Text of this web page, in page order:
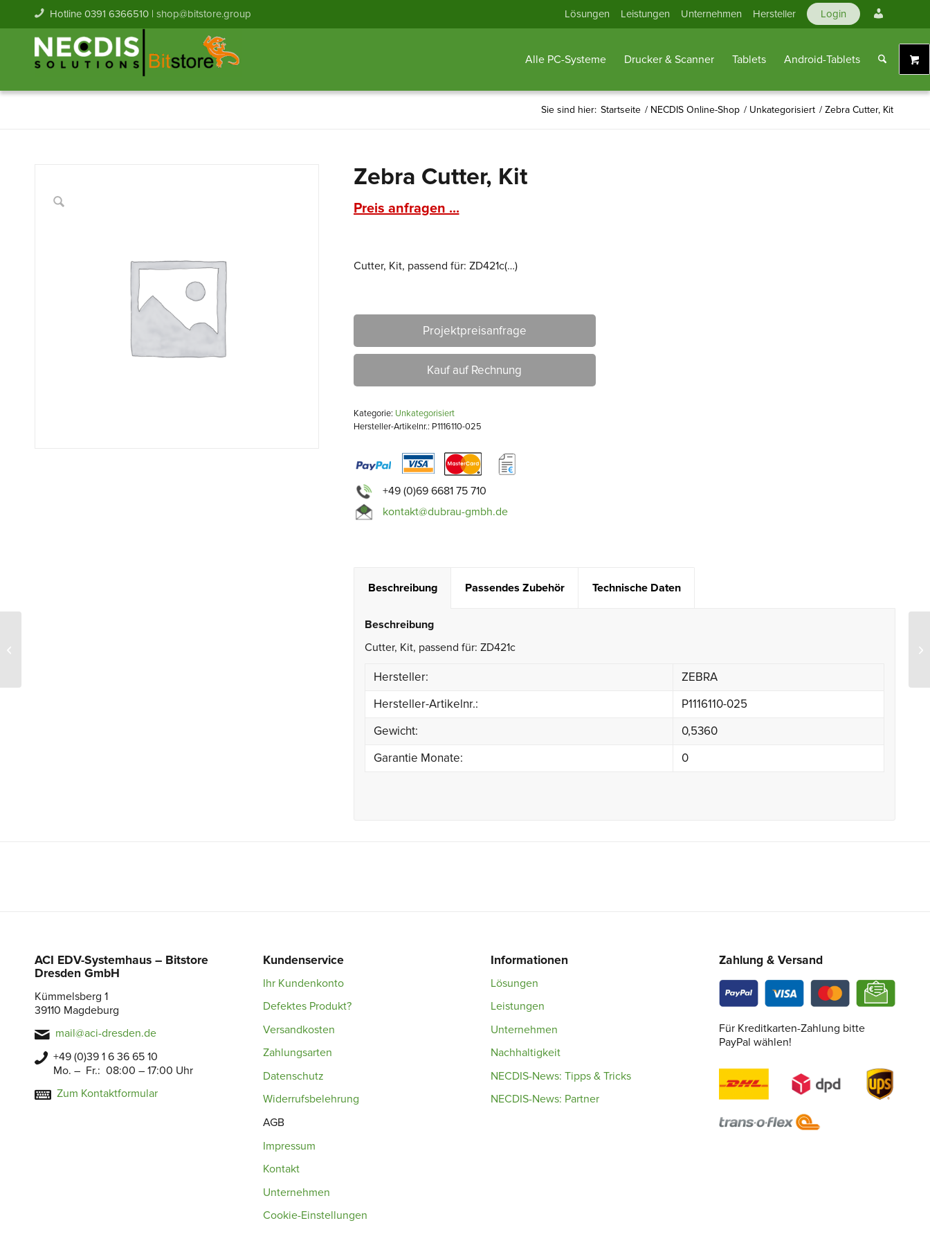
Lösungen Leistungen Unternehmen Hersteller Login
Konto
Hotline 0391 6366510 | shop@bitstore.group
Alle PC-Systeme Drucker & Scanner Tablets Android-Tablets
Sie sind hier: Startseite / NECDIS Online-Shop / Unkategorisiert / Zebra Cutter, Kit
Zebra Cutter, Kit
Preis anfragen ...
Cutter, Kit, passend für: ZD421c(…)
Projektpreisanfrage
Kauf auf Rechnung
Kategorie: Unkategorisiert
Hersteller-Artikelnr.: P1116110-025
+49 (0)69 6681 75 710
kontakt@dubrau-gmbh.de
Beschreibung Passendes Zubehör Technische Daten
Beschreibung
Cutter, Kit, passend für: ZD421c
Hersteller:
ZEBRA
Hersteller-Artikelnr.:
P1116110-025
Gewicht:
0,5360
Garantie Monate:
0
ACI EDV-Systemhaus – Bitstore
Dresden GmbH
Kümmelsberg 1
39110 Magdeburg
mail@aci-dresden.de
+49 (0)39 1 6 36 65 10
Mo. – Fr.: 08:00 – 17:00 Uhr
Zum Kontaktformular
Kundenservice
Ihr Kundenkonto
Defektes Produkt?
Versandkosten
Zahlungsarten
Datenschutz
Widerrufsbelehrung
AGB
Impressum
Kontakt
Unternehmen
Cookie-Einstellungen
Informationen
Lösungen
Leistungen
Unternehmen
Nachhaltigkeit
NECDIS-News: Tipps & Tricks
NECDIS-News: Partner
Zahlung & Versand
Für Kreditkarten-Zahlung bitte
PayPal wählen!